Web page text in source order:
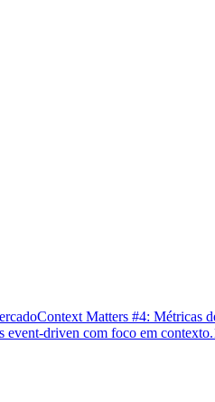
Context Matters #4: Métricas
event-driven com foco em contexto.